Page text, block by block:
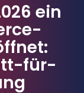
ein
für-